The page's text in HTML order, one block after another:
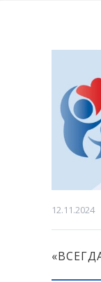
12.11.2024